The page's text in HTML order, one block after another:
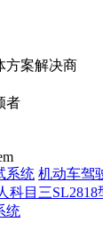
方案解决商
者
系统 机动车驾
科目三SL2818
统